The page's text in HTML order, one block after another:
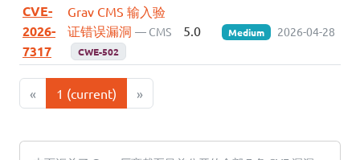
CVE-
2026-
7317
Grav CMS 输入验
证错误漏洞 — CMS
CWE-502
5.0 Medium 2026-04-28
« 1 (current) »